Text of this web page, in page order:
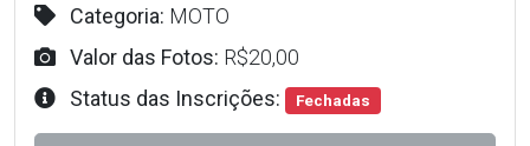
Categoria: MOTO
Valor das Fotos: R$20,00
Status das Inscrições:
Fechadas